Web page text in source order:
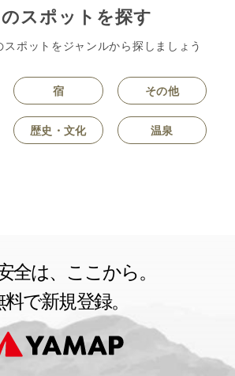
スポットを探す
ポットをジャンルから探しましょう
宿 その他
歴史・文化 温泉
全は、ここから。
料で新規登録。